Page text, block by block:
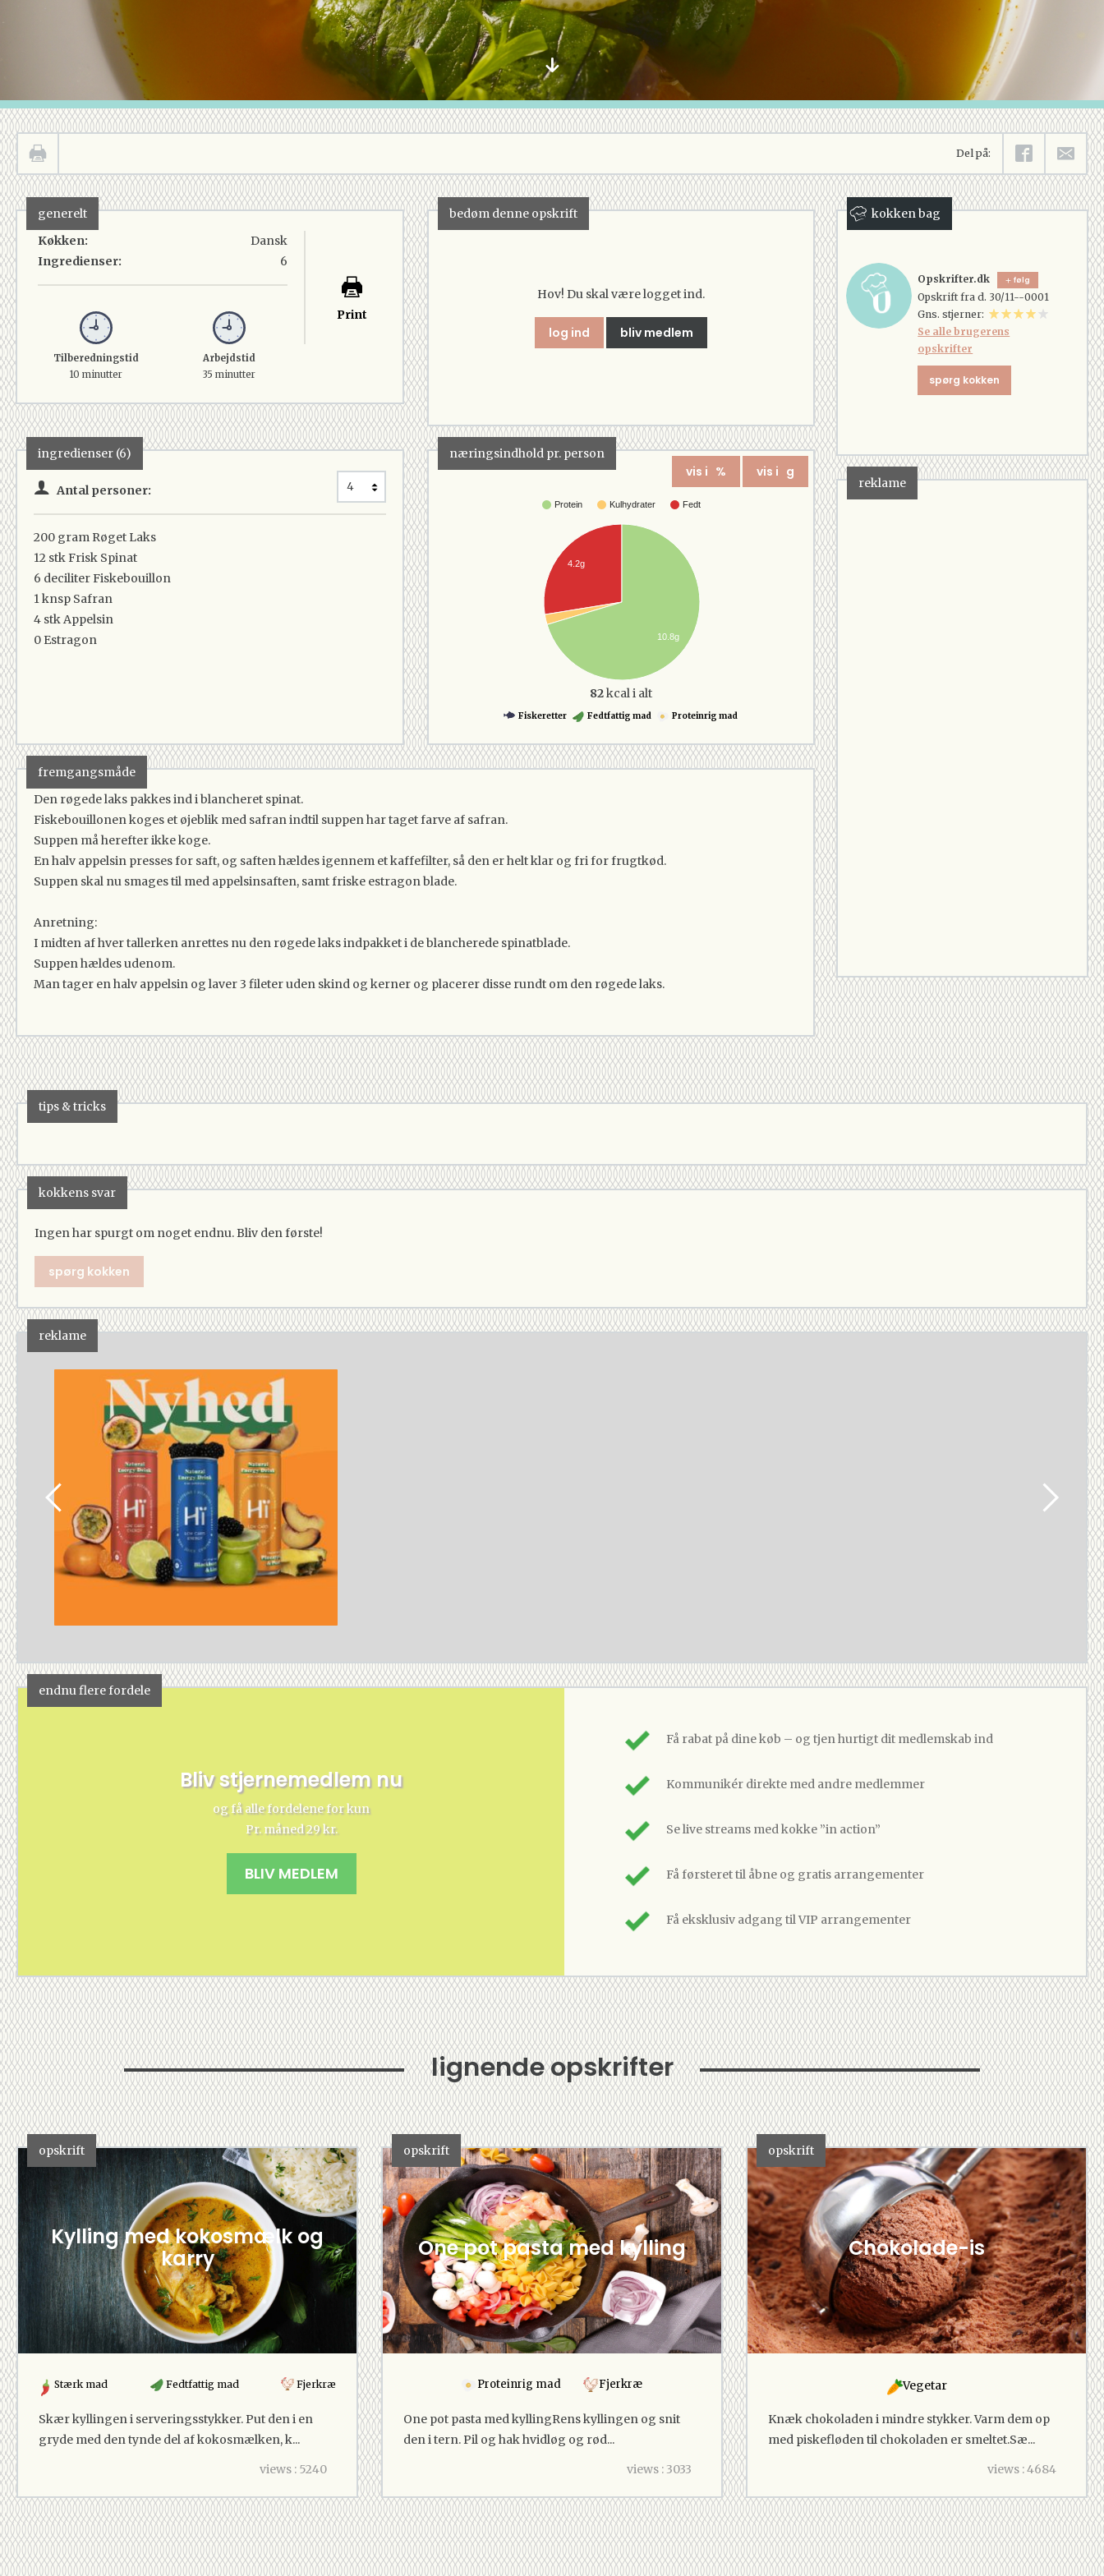
Del på:
generelt
Køkken:
Ingredienser:
Dansk
6
Tilberedningstid
10 minutter
Arbejdstid
35 minutter
Print
bedøm denne opskrift
Hov! Du skal være logget ind.
log ind bliv medlem
ingredienser (6)
Antal personer:
200 gram Røget Laks
12 stkFrisk Spinat
6 deciliterFiskebouillon
1 knsp Safran
4 stkAppelsin
0 Estragon
næringsindhold pr. person
vis i % vis i g
Protein Kulhydrater Fedt
4.2g
10.8g
82kcal i alt
Fiskeretter Fedtfattig mad Proteinrig mad
fremgangsmåde
Den røgede laks pakkes ind i blancheret spinat.
Fiskebouillonen koges et øjeblik med safran indtil suppen har taget farve af safran.
Suppen må herefter ikke koge.
En halv appelsin presses for saft, og saften hældes igennem et kaffefilter, så den er helt klar og fri for frugtkød.
Suppen skal nu smages til med appelsinsaften, samt friske estragon blade.
Anretning:
I midten af hver tallerken anrettes nu den røgede laks indpakket i de blancherede spinatblade.
Suppen hældes udenom.
Man tager en halv appelsin og laver 3 fileter uden skind og kerner og placerer disse rundt om den røgede laks.
kokken bag
Opskrifter.dk følg
Opskrift fra d. 30/11--0001
Gns. stjerner:
Se alle brugerens
opskrifter
spørg kokken
reklame
tips & tricks
kokkens svar
Ingen har spurgt om noget endnu. Bliv den første!
spørg kokken
reklame
endnu flere fordele
Bliv stjernemedlem nu
og få alle fordelene for kun
Pr. måned 29 kr.
BLIV MEDLEM
Få rabat på dine køb – og tjen hurtigt dit medlemskab ind
Kommunikér direkte med andre medlemmer
Se live streams med kokke ”in action”
Få førsteret til åbne og gratis arrangementer
Få eksklusiv adgang til VIP arrangementer
lignende opskrifter
opskrift
Kylling med kokosmælk og
karry
Stærk mad Fedtfattig mad Fjerkræ
Skær kyllingen i serveringsstykker. Put den i en
gryde med den tynde del af kokosmælken, k...
views : 5240
opskrift
One pot pasta med kylling
Proteinrig mad Fjerkræ
One pot pasta med kyllingRens kyllingen og snit
den i tern. Pil og hak hvidløg og rød...
views : 3033
opskrift
Chokolade-is
Vegetar
Knæk chokoladen i mindre stykker. Varm dem op
med piskefløden til chokoladen er smeltet.Sæ...
views : 4684